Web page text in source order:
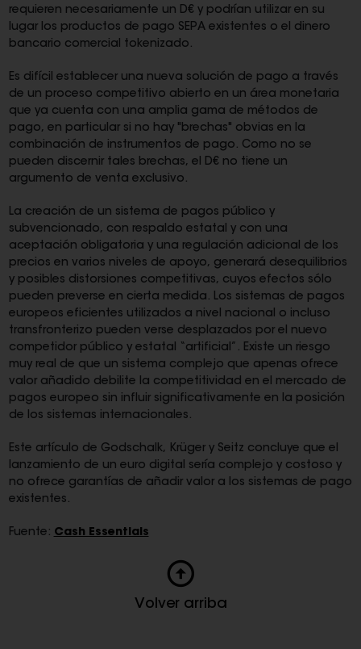
requieren necesariamente un D€ y podrían utilizar en su
lugar los productos de pago SEPA existentes o el dinero
bancario comercial tokenizado.
Es difícil establecer una nueva solución de pago a través
de un proceso competitivo abierto en un área monetaria
que ya cuenta con una amplia gama de métodos de
pago, en particular si no hay "brechas" obvias en la
combinación de instrumentos de pago. Como no se
pueden discernir tales brechas, el D€ no tiene un
argumento de venta exclusivo.
La creación de un sistema de pagos público y
subvencionado, con respaldo estatal y con una
aceptación obligatoria y una regulación adicional de los
precios en varios niveles de apoyo, generará desequilibrios
y posibles distorsiones competitivas, cuyos efectos sólo
pueden preverse en cierta medida. Los sistemas de pagos
europeos eficientes utilizados a nivel nacional o incluso
transfronterizo pueden verse desplazados por el nuevo
competidor público y estatal “artificial”. Existe un riesgo
muy real de que un sistema complejo que apenas ofrece
valor añadido debilite la competitividad en el mercado de
pagos europeo sin influir significativamente en la posición
de los sistemas internacionales.
Este artículo de Godschalk, Krüger y Seitz concluye que el
lanzamiento de un euro digital sería complejo y costoso y
no ofrece garantías de añadir valor a los sistemas de pago
existentes.
Fuente: Cash Essentials
Volver arriba